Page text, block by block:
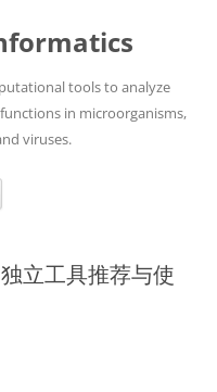
tools to analyze
in microorganisms,
viruses.
立工具推荐与使